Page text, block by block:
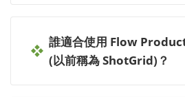
誰適合使用 Flow
(以前稱為 ShotGrid)？